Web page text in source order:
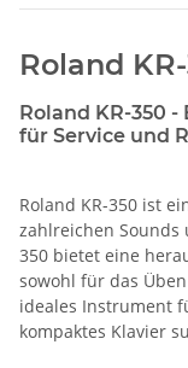
Roland
Roland KR-350
für Service und
Roland KR-350 ist
zahlreichen Sounds
350 bietet eine
sowohl für das
ideales Instrument
kompaktes Klavier